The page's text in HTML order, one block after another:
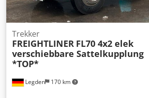
Legden 170 km
Trekker
FREIGHTLINER FL70 4x2 elek
verschiebbare Sattelkupplung
*TOP*